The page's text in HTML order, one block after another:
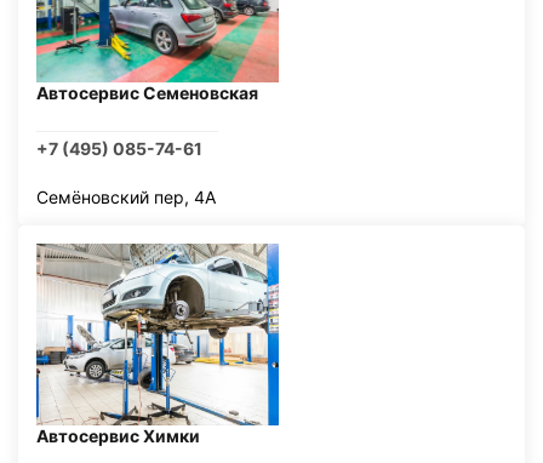
Автосервис Семеновская
+7 (495) 085-74-61
Семёновский пер, 4А
Автосервис Химки